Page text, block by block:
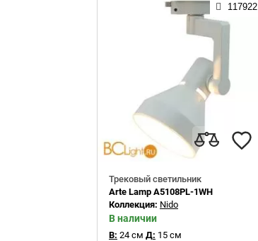
117922
Трековый светильник
Arte Lamp A5108PL-1WH
Коллекция: Nido
В наличии
В: 24 см Д: 15 см